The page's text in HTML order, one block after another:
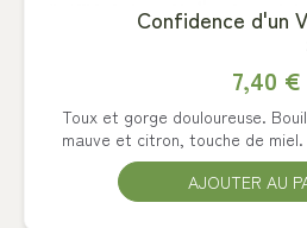
Confidence d'un
7,40 €
Toux et gorge douloureuse.
mauve et citron, touche de miel.
AJOUTER AU